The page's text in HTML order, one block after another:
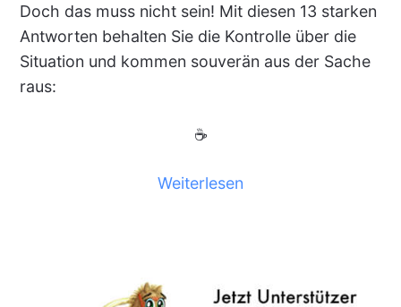
Doch das muss nicht sein! Mit diesen 13 starken
Antworten behalten Sie die Kontrolle über die
Situation und kommen souverän aus der Sache
raus:
☕
Weiterlesen